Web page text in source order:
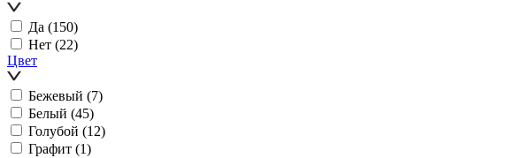
Да (150)
Нет (22)
Цвет
Бежевый (7)
Белый (45)
Голубой (12)
Графит (1)